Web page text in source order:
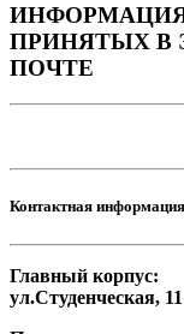
ПРИНЯТЫХ В
ПОЧТЕ
Контактная
Главный корпус:
ул.Студенческая,